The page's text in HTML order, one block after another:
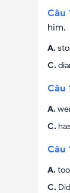
Câu
him.
A.
C.
Câu
A.
C.
Câu
A.
C. Did